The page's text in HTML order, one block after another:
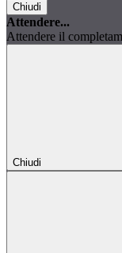
Chiudi
Attendere...
Attendere il
Chiudi